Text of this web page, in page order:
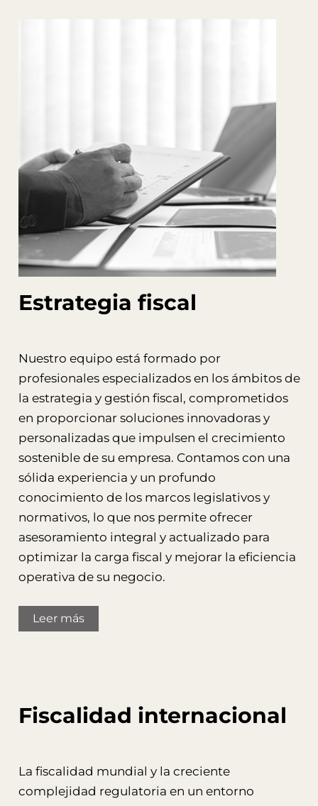
Estrategia fiscal
Nuestro equipo está formado por
profesionales especializados en los ámbitos de
la estrategia y gestión fiscal, comprometidos
en proporcionar soluciones innovadoras y
personalizadas que impulsen el crecimiento
sostenible de su empresa. Contamos con una
sólida experiencia y un profundo
conocimiento de los marcos legislativos y
normativos, lo que nos permite ofrecer
asesoramiento integral y actualizado para
optimizar la carga fiscal y mejorar la eficiencia
operativa de su negocio.
Leer más
Fiscalidad internacional
La fiscalidad mundial y la creciente
complejidad regulatoria en un entorno